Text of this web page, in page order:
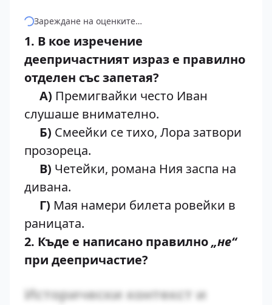
Зареждане на оценките…
1. В кое изречение
деепричастният израз е правилно
отделен със запетая?
А) Премигвайки често Иван
слушаше внимателно.
Б) Смеейки се тихо, Лора затвори
прозореца.
В) Четейки, романа Ния заспа на
дивана.
Г) Мая намери билета ровейки в
раницата.
2. Къде е написано правилно„не“
при деепричастие?
Исторически контекст и